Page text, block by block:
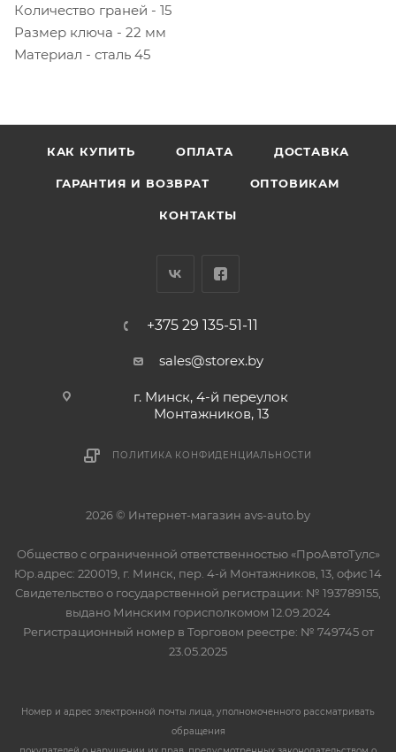
Количество граней - 15
Размер ключа - 22 мм
Материал - сталь 45
КАК КУПИТЬ ОПЛАТА ДОСТАВКА
ГАРАНТИЯ И ВОЗВРАТ ОПТОВИКАМ
КОНТАКТЫ
+375 29 135-51-11
sales@storex.by
г. Минск, 4-й переулок
Монтажников, 13
ПОЛИТИКА КОНФИДЕНЦИАЛЬНОСТИ
2026 © Интернет-магазин avs-auto.by
Общество с ограниченной ответственностью «ПроАвтоТулс»
Юр.адрес: 220019, г. Минск, пер. 4-й Монтажников, 13, офис 14
Свидетельство о государственной регистрации: № 193789155,
выдано Минским горисполкомом 12.09.2024
Регистрационный номер в Торговом реестре: № 749745 от
23.05.2025
Номер и адрес электронной почты лица, уполномоченного рассматривать
обращения